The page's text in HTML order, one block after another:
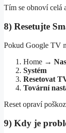
Tím se obnoví celá
8) Resetujte
Pokud Google TV
Home →
Systém
Resetovat
Tovární
Reset opraví
9) Kdy je